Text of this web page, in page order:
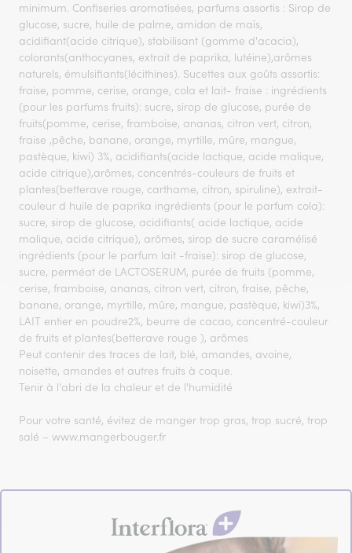
minimum. Confiseries aromatisées, parfums assortis : Sirop de
glucose, sucre, huile de palme, amidon de maïs,
acidifiant(acide citrique), stabilisant (gomme d'acacia),
colorants(anthocyanes, extrait de paprika, lutéine),arômes
naturels, émulsifiants(lécithines). Sucettes aux goûts assortis:
fraise, pomme, cerise, orange, cola et lait- fraise : ingrédients
(pour les parfums fruits): sucre, sirop de glucose, purée de
fruits(pomme, cerise, framboise, ananas, citron vert, citron,
fraise ,pêche, banane, orange, myrtille, mûre, mangue,
pastèque, kiwi) 3%, acidifiants(acide lactique, acide malique,
acide citrique),arômes, concentrés-couleurs de fruits et
plantes(betterave rouge, carthame, citron, spiruline), extrait-
couleur d huile de paprika ingrédients (pour le parfum cola):
sucre, sirop de glucose, acidifiants( acide lactique, acide
malique, acide citrique), arômes, sirop de sucre caramélisé
ingrédients (pour le parfum lait -fraise): sirop de glucose,
sucre, perméat de LACTOSERUM, purée de fruits (pomme,
cerise, framboise, ananas, citron vert, citron, fraise, pêche,
banane, orange, myrtille, mûre, mangue, pastèque, kiwi)3%,
LAIT entier en poudre2%, beurre de cacao, concentré-couleur
de fruits et plantes(betterave rouge ), arômes
Peut contenir des traces de lait, blé, amandes, avoine,
noisette, amandes et autres fruits à coque.
Tenir à l'abri de la chaleur et de l'humidité
Pour votre santé, évitez de manger trop gras, trop sucré, trop
salé – www.mangerbouger.fr